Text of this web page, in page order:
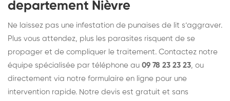
departement Nièvre
Ne laissez pas une infestation de punaises de lit s’aggraver.
Plus vous attendez, plus les parasites risquent de se
propager et de compliquer le traitement. Contactez notre
équipe spécialisée par téléphone au 09 78 23 23 23, ou
directement via notre formulaire en ligne pour une
intervention rapide. Notre devis est gratuit et sans